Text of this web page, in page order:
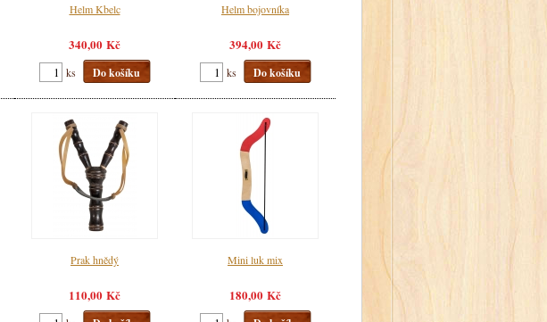
Helm Kbelc
340,00 Kč
ks Do košíku
Helm bojovníka
394,00 Kč
ks Do košíku
Prak hnědý
110,00 Kč
Mini luk mix
180,00 Kč